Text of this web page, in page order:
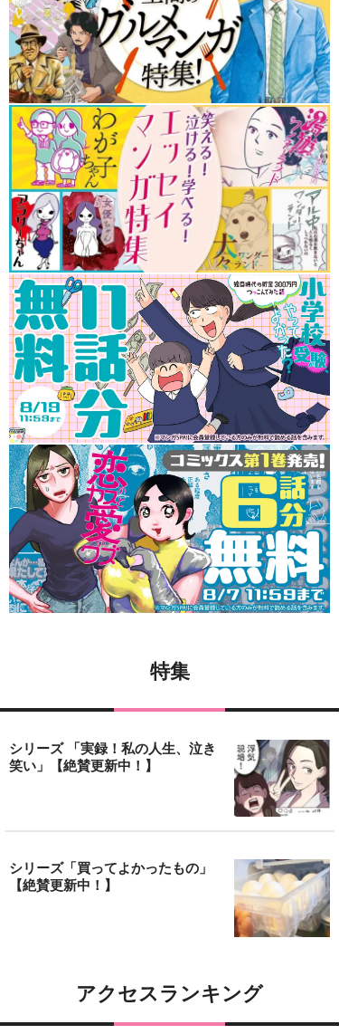
特集
シリーズ 「実録！私の人生、泣き
笑い」【絶賛更新中！】
シリーズ「買ってよかったもの」
【絶賛更新中！】
アクセスランキング